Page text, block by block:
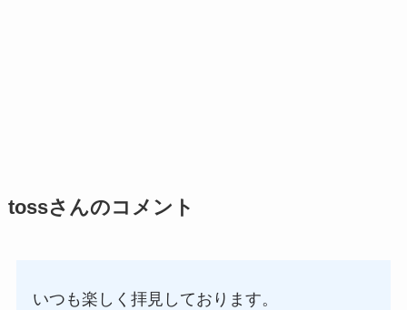
tossさんのコメント
いつも楽しく拝見しております。